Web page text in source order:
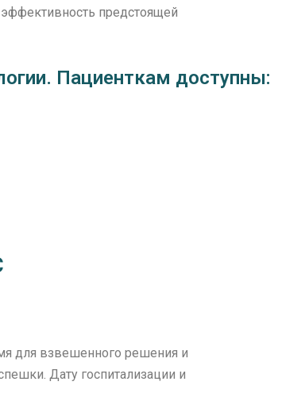
предстоящей
Пациенткам доступны:
для взвешенного решения и
Дату госпитализации и